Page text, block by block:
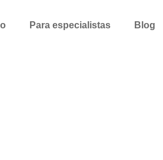
Para especialistas Blog